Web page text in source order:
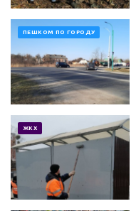
ПЕШКОМ ПО ГОРОДУ
ЖКХ